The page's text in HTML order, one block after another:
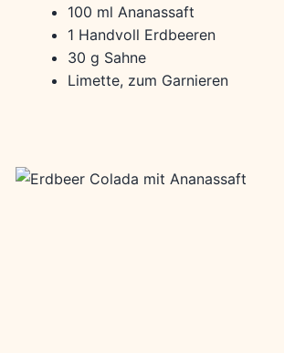
100 ml Ananassaft
1 Handvoll Erdbeeren
30 g Sahne
Limette, zum Garnieren